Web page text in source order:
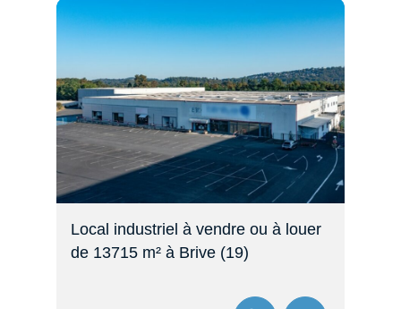
Local industriel à vendre ou à louer
de 13715 m² à Brive (19)